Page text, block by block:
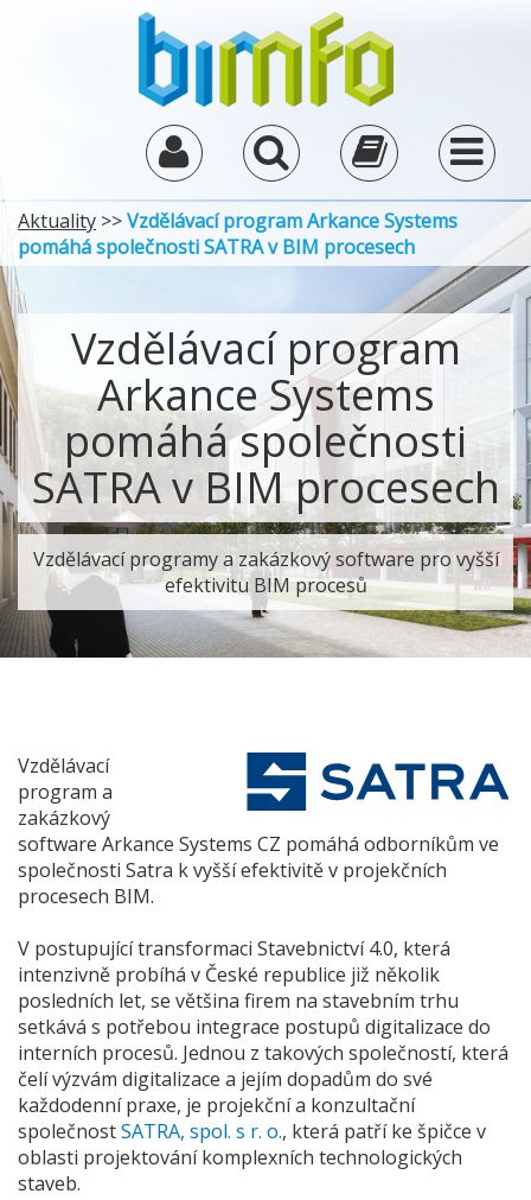
Aktuality >>Vzdělávací program Arkance Systems
pomáhá společnosti SATRA v BIM procesech
Vzdělávací program
Arkance Systems
pomáhá společnosti
SATRA v BIM procesech
Vzdělávací programy a zakázkový software pro vyšší
efektivitu BIM procesů
Vzdělávací
program a
zakázkový
software Arkance Systems CZ pomáhá odborníkům ve
společnosti Satra k vyšší efektivitě v projekčních
procesech BIM.
V postupující transformaci Stavebnictví 4.0, která
intenzivně probíhá v České republice již několik
posledních let, se většina firem na stavebním trhu
setkává s potřebou integrace postupů digitalizace do
interních procesů. Jednou z takových společností, která
čelí výzvám digitalizace a jejím dopadům do své
každodenní praxe, je projekční a konzultační
společnostSATRA, spol. s r. o., která patří ke špičce v
oblasti projektování komplexních technologických
staveb.